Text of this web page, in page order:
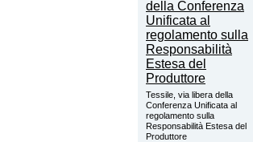
Tessile, via libera della
Conferenza Unificata al
regolamento sulla
Responsabilità Estesa del
Produttore